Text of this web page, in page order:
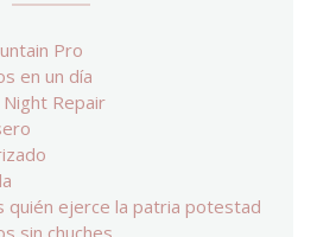
Pro
en un día
Repair
quién ejerce la patria potestad